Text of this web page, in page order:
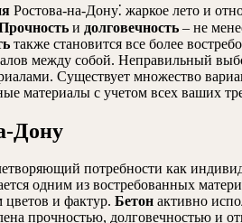
Ростова-на-Дону⁚ жаркое лето и
и долговечность – не
также становится все более
между собой. Неправильный
Существует множество
материалы с учетом всех ваших
Дону
потребности как
одним из востребованных
и фактур. Бетон активно
прочностью, долговечностью и